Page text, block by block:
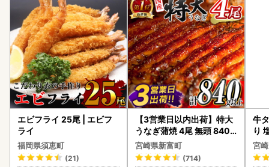
エビフライ 25尾 | エビフ
ライ
福岡県須恵町
(21)
【3営業日以内出荷】特大
うなぎ蒲焼 4尾 無頭 840g
以上 C388-840-3D
宮崎県新富町
(714)
牛
り
宮